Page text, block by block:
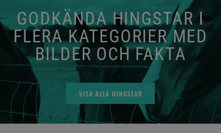
GODKÄNDA HINGSTAR I
FLERA KATEGORIER MED
BILDER OCH FAKTA
VISA ALLA HINGSTAR